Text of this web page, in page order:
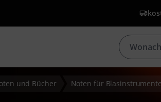
und Bücher Noten für Blasinstrumente